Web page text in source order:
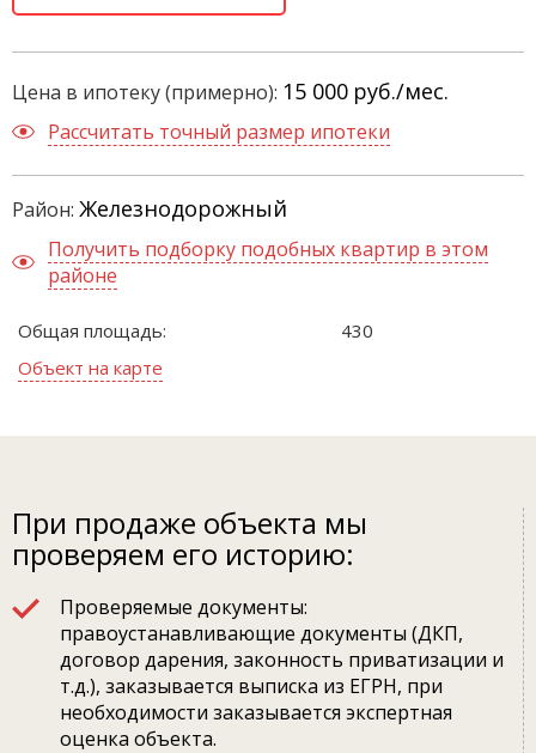
Цена в ипотеку (примерно): 15 000 руб./мес.
Рассчитать точный размер ипотеки
Район: Железнодорожный
Получить подборку подобных квартир в этом
районе
Общая площадь:
430
Объект на карте
При продаже объекта мы
проверяем его историю:
Проверяемые документы:
правоустанавливающие документы (ДКП,
договор дарения, законность приватизации и
т.д.), заказывается выписка из ЕГРН, при
необходимости заказывается экспертная
оценка объекта.